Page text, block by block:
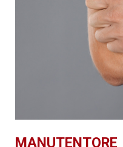
MANUTENTORE